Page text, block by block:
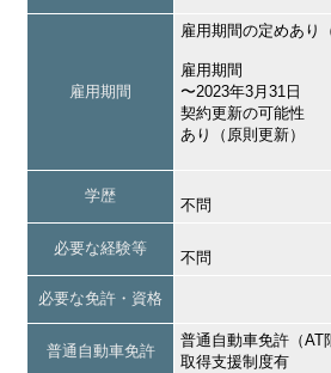
雇用期間
雇用期間の定めあり
雇用期間
〜2023年3月31日
契約更新の可能性
あり（原則更新）
学歴
不問
必要な経験等
不問
必要な免許・資格
普通自動車免許
普通自動車免許（AT
取得支援制度有